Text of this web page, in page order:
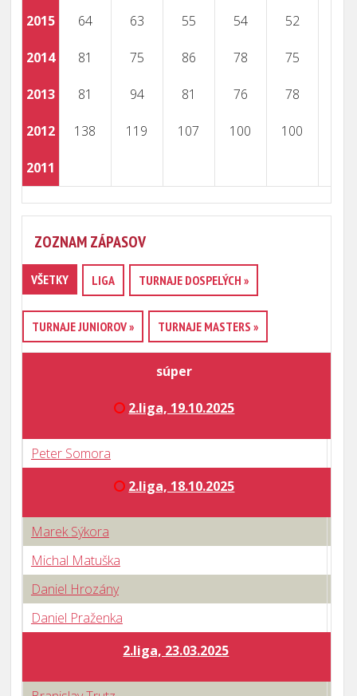
2015 64 63 55 54 52
2014 81 75 86 78 75
2013 81 94 81 76 78
2012 138 119 107 100 100
2011
ZOZNAM ZÁPASOV
VŠETKY LIGA TURNAJE DOSPELÝCH »
TURNAJE JUNIOROV » TURNAJE MASTERS »
súper
2.liga, 19.10.2025
Peter Somora
2.liga, 18.10.2025
Marek Sýkora
Michal Matuška
Daniel Hrozány
Daniel Praženka
2.liga, 23.03.2025